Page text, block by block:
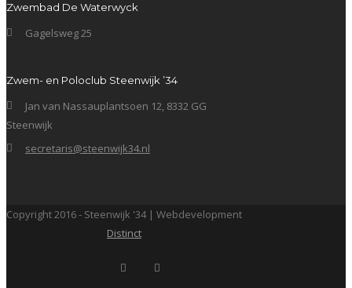
Zwembad De Waterwyck
Gagelsweg 25
Zwem- en Poloclub Steenwijk ’34
Jan van Nassauplantsoen 12, 8332 GG
Steenwijk
secretaris@steenwijk34.nl
Copyright 2016 - Steenwijk '34 | Webdevelopment
Distinct